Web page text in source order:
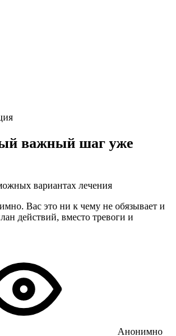
важный шаг уже
вариантах лечения
Вас это ни к чему не обязывает и
действий, вместо тревоги и
Анонимно